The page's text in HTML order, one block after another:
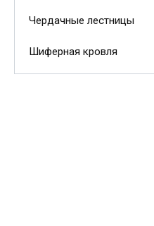
Чердачные лестницы
Шиферная кровля